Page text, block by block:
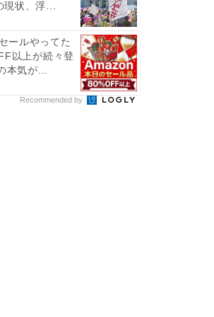
状、浮...
ールやってた
以上が続々登
本気が...
Recommended by